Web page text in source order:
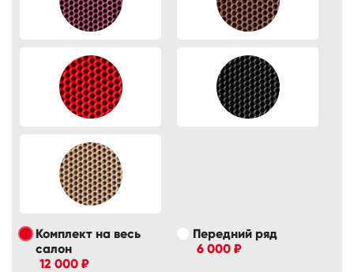
Комплект на весь
салон
12 000 ₽
Передний ряд
6 000 ₽